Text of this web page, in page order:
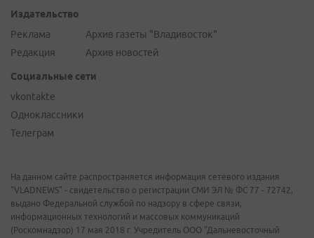
Издательство
Реклама
Редакция
Архив газеты "Владивосток"
Архив новостей
Социальные сети
vkontakte
Одноклассники
Телеграм
На данном сайте распространяется информация сетевого издания
"VLADNEWS" - свидетельство о регистрации СМИ ЭЛ № ФС 77 - 72742,
выдано Федеральной службой по надзору в сфере связи,
информационных технологий и массовых коммуникаций
(Роскомнадзор) 17 мая 2018 г. Учредитель ООО "Дальневосточный